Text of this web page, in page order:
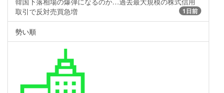
取引で反対売買急増
1日前
勢い順